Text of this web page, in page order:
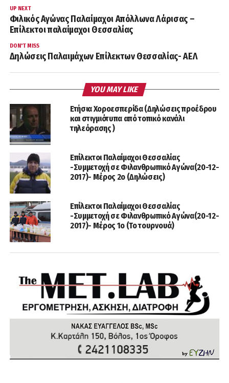
UP NEXT
Φιλικός Αγώνας Παλαίμαχοι Απόλλωνα Λάρισας –
Επίλεκτοι παλαίμαχοι Θεσσαλίας
DON'T MISS
Δηλώσεις Παλαιμάχων Επίλεκτων Θεσσαλίας- ΑΕΛ
YOU MAY LIKE
Ετήσια Χοροεσπερίδα (Δηλώσεις προέδρου
και στιγμιότυπα από τοπικό κανάλι
τηλεόρασης )
Επίλεκτοι Παλαίμαχοι Θεσσαλίας
-Συμμετοχή σε Φιλανθρωπικό Αγώνα(20-12-
2017)- Μέρος 2ο (Δηλώσεις)
Επίλεκτοι Παλαίμαχοι Θεσσαλίας
-Συμμετοχή σε Φιλανθρωπικό Αγώνα(20-12-
2017)- Μέρος 1ο (Το τουρνουά)